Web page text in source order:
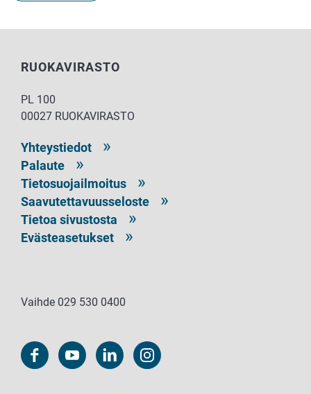
RUOKAVIRASTO
PL 100
00027 RUOKAVIRASTO
Yhteystiedot
Palaute
Tietosuojailmoitus
Saavutettavuusseloste
Tietoa sivustosta
Evästeasetukset
Vaihde 029 530 0400